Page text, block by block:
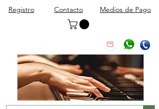
Registro Contacto Medios de Pago